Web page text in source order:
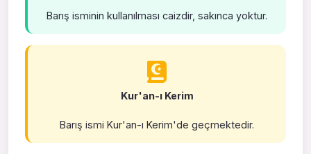
Barış isminin kullanılması caizdir, sakınca yoktur.
Kur'an-ı Kerim
Barış ismi Kur'an-ı Kerim'de geçmektedir.